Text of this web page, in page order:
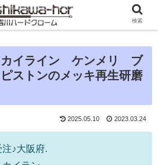
カイライン ケンメリ ブ
ストンのメッキ再生研磨
2025.05.10 2023.03.24
♪大阪府.
検索